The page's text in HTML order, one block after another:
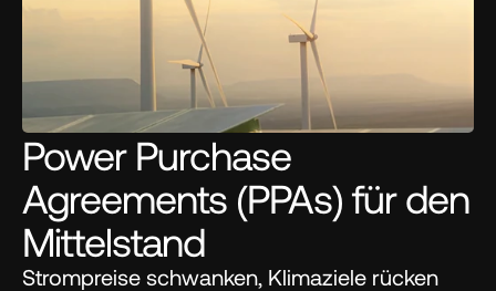
Power Purchase
Agreements (PPAs) für den
Mittelstand
Strompreise schwanken, Klimaziele rücken